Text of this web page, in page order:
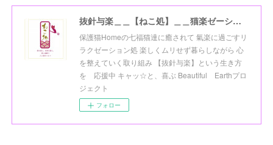
抜針与楽＿＿【ねこ処】＿＿猫楽ゼーションHome☆
保護猫Homeの七福猫達に癒されて 氣楽に過ごすリ
ラクゼーション処 楽しくムリせず暮らしながら 心
を整えていく取り組み 【抜針与楽】という生き方
を 応援中 キャッ☆と、喜ぶ Beautiful Earthプロ
ジェクト
フォロー